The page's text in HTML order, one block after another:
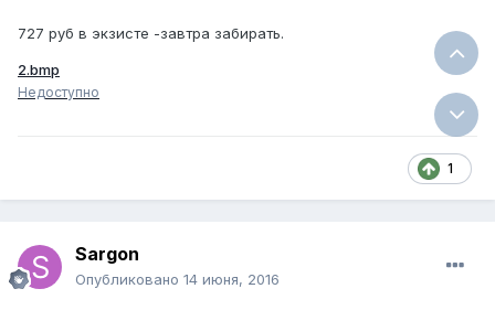
727 руб в экзисте -завтра забирать.
2.bmp
Недоступно
1
Sargon
Опубликовано 14 июня, 2016